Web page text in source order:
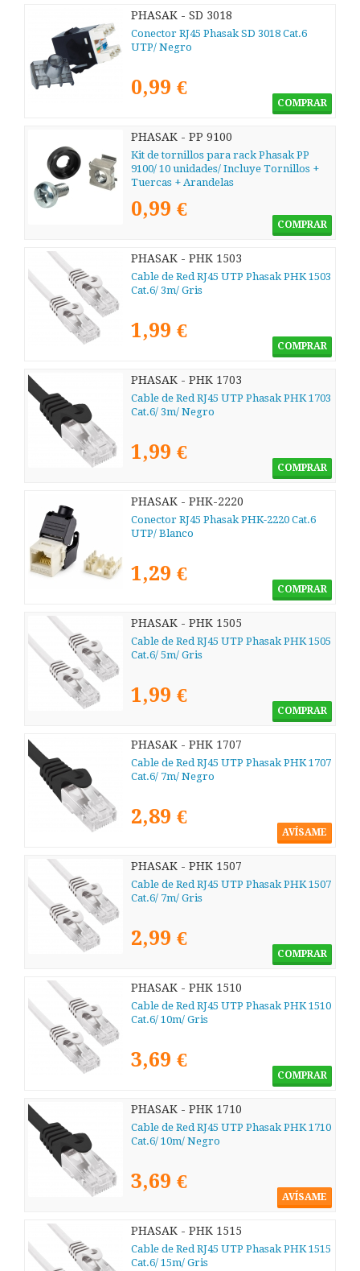
PHASAK - SD 3018
Conector RJ45 Phasak SD 3018 Cat.6
UTP/ Negro
0,99 €
COMPRAR
PHASAK - PP 9100
Kit de tornillos para rack Phasak PP
9100/ 10 unidades/ Incluye Tornillos +
Tuercas + Arandelas
0,99 €
COMPRAR
PHASAK - PHK 1503
Cable de Red RJ45 UTP Phasak PHK 1503
Cat.6/ 3m/ Gris
1,99 €
COMPRAR
PHASAK - PHK 1703
Cable de Red RJ45 UTP Phasak PHK 1703
Cat.6/ 3m/ Negro
1,99 €
COMPRAR
PHASAK - PHK-2220
Conector RJ45 Phasak PHK-2220 Cat.6
UTP/ Blanco
1,29 €
COMPRAR
PHASAK - PHK 1505
Cable de Red RJ45 UTP Phasak PHK 1505
Cat.6/ 5m/ Gris
1,99 €
COMPRAR
PHASAK - PHK 1707
Cable de Red RJ45 UTP Phasak PHK 1707
Cat.6/ 7m/ Negro
2,89 €
AVÍSAME
PHASAK - PHK 1507
Cable de Red RJ45 UTP Phasak PHK 1507
Cat.6/ 7m/ Gris
2,99 €
COMPRAR
PHASAK - PHK 1510
Cable de Red RJ45 UTP Phasak PHK 1510
Cat.6/ 10m/ Gris
3,69 €
COMPRAR
PHASAK - PHK 1710
Cable de Red RJ45 UTP Phasak PHK 1710
Cat.6/ 10m/ Negro
3,69 €
AVÍSAME
PHASAK - PHK 1515
Cable de Red RJ45 UTP Phasak PHK 1515
Cat.6/ 15m/ Gris